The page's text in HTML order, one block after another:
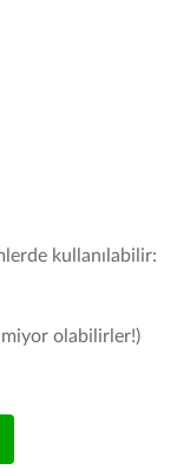
kullanılabilir:
olabilirler!)